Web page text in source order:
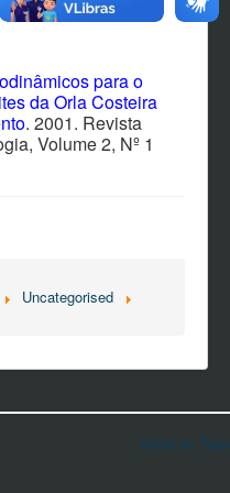
para o
da Orla Costeira
. 2001. Revista
Volume 2, Nº 1
Uncategorised
Voltar ao Topo